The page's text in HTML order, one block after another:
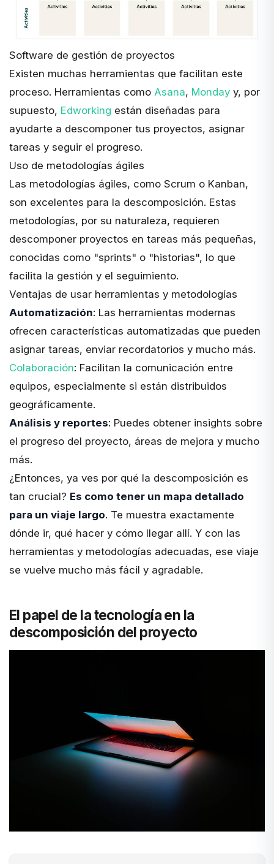
Software de gestión de proyectos
Existen muchas herramientas que facilitan este
proceso. Herramientas como Asana, Monday y, por
supuesto, Edworking están diseñadas para
ayudarte a descomponer tus proyectos, asignar
tareas y seguir el progreso.
Uso de metodologías ágiles
Las metodologías ágiles, como Scrum o Kanban,
son excelentes para la descomposición. Estas
metodologías, por su naturaleza, requieren
descomponer proyectos en tareas más pequeñas,
conocidas como "sprints" o "historias", lo que
facilita la gestión y el seguimiento.
Ventajas de usar herramientas y metodologías
Automatización: Las herramientas modernas
ofrecen características automatizadas que pueden
asignar tareas, enviar recordatorios y mucho más.
Colaboración: Facilitan la comunicación entre
equipos, especialmente si están distribuidos
geográficamente.
Análisis y reportes: Puedes obtener insights sobre
el progreso del proyecto, áreas de mejora y mucho
más.
¿Entonces, ya ves por qué la descomposición es
tan crucial? Es como tener un mapa detallado
para un viaje largo. Te muestra exactamente
dónde ir, qué hacer y cómo llegar allí. Y con las
herramientas y metodologías adecuadas, ese viaje
se vuelve mucho más fácil y agradable.
El papel de la tecnología en la
descomposición del proyecto